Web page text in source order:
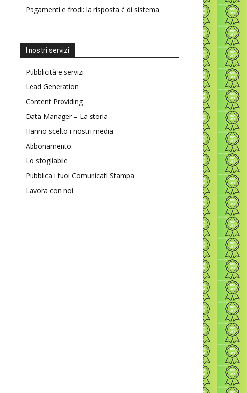
Pagamenti e frodi: la risposta è di sistema
I nostri servizi
Pubblicità e servizi
Lead Generation
Content Providing
Data Manager – La storia
Hanno scelto i nostri media
Abbonamento
Lo sfogliabile
Pubblica i tuoi Comunicati Stampa
Lavora con noi